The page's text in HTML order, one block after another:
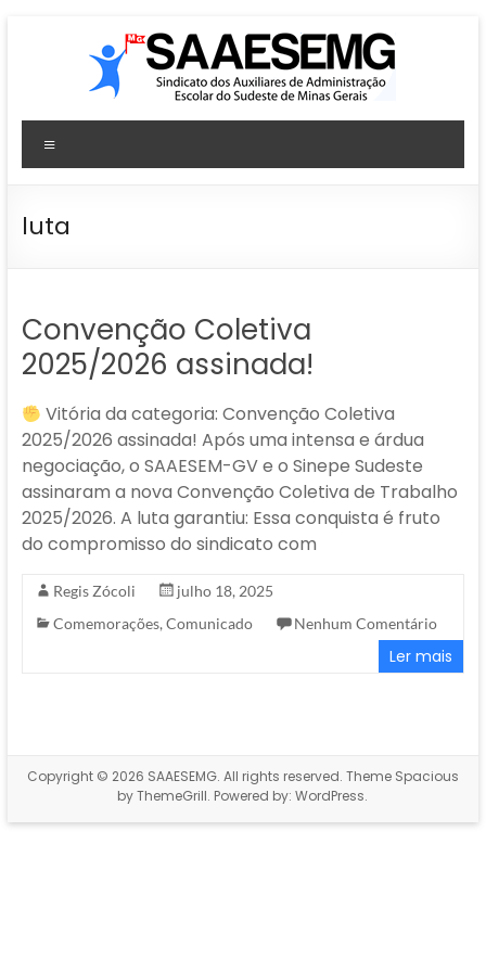
SAAESEMG
Sindicato
Auxiliares
–
Sudeste
–
MG
luta
Convenção Coletiva
2025/2026 assinada!
Vitória da categoria: Convenção Coletiva
2025/2026 assinada! Após uma intensa e árdua
negociação, o SAAESEM-GV e o Sinepe Sudeste
assinaram a nova Convenção Coletiva de Trabalho
2025/2026. A luta garantiu: Essa conquista é fruto
do compromisso do sindicato com
Regis Zócoli
julho 18, 2025
Comemorações, Comunicado Nenhum Comentário
Ler mais
Copyright © 2026 SAAESEMG. All rights reserved. Theme Spacious
by ThemeGrill. Powered by:WordPress.